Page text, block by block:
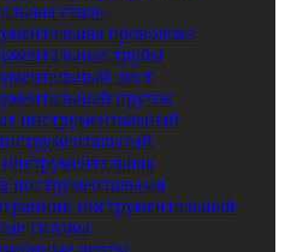
сталь
проволока
трубы
лист
пруток
инструментальный
инструментальная
инструментальный
сплавы